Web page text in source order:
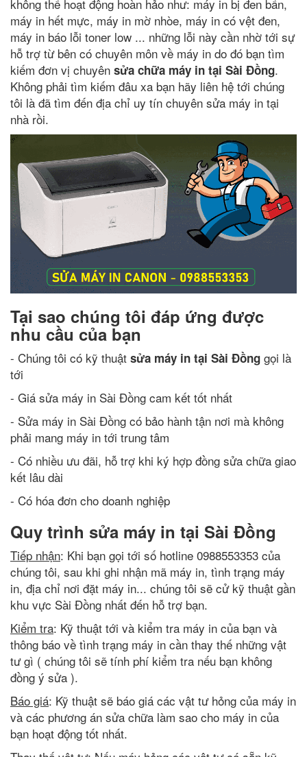
không thể hoạt động hoàn hảo như: máy in bị đen bẩn,
máy in hết mực, máy in mờ nhòe, máy in có vệt đen,
máy in báo lỗi toner low ... những lỗi này cần nhờ tới sự
hỗ trợ từ bên có chuyên môn về máy in do đó bạn tìm
kiếm đơn vị chuyên sửa chữa máy in tại Sài Đồng.
Không phải tìm kiếm đâu xa bạn hãy liên hệ tới chúng
tôi là đã tìm đến địa chỉ uy tín chuyên sửa máy in tại
nhà rồi.
Tại sao chúng tôi đáp ứng được
nhu cầu của bạn
- Chúng tôi có kỹ thuật sửa máy in tại Sài Đồng gọi là
tới
- Giá sửa máy in Sài Đồng cam kết tốt nhất
- Sửa máy in Sài Đồng có bảo hành tận nơi mà không
phải mang máy in tới trung tâm
- Có nhiều ưu đãi, hỗ trợ khi ký hợp đồng sửa chữa giao
kết lâu dài
- Có hóa đơn cho doanh nghiệp
Quy trình sửa máy in tại Sài Đồng
Tiếp nhận: Khi bạn gọi tới số hotline 0988553353 của
chúng tôi, sau khi ghi nhận mã máy in, tình trạng máy
in, địa chỉ nơi đặt máy in... chúng tôi sẽ cử kỹ thuật gần
khu vực Sài Đồng nhất đến hỗ trợ bạn.
Kiểm tra: Kỹ thuật tới và kiểm tra máy in của bạn và
thông báo về tình trạng máy in cần thay thế những vật
tư gì ( chúng tôi sẽ tính phí kiểm tra nếu bạn không
đồng ý sửa ).
Báo giá: Kỹ thuật sẽ báo giá các vật tư hỏng của máy in
và các phương án sửa chữa làm sao cho máy in của
bạn hoạt động tốt nhất.